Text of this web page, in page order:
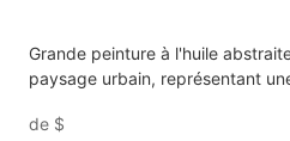
Grande peinture à l'huile
paysage urbain, représentant
parapluie. Décoration murale pour
de $